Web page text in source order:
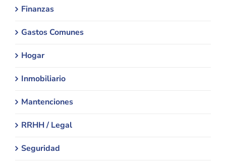
Finanzas
Gastos Comunes
Hogar
Inmobiliario
Mantenciones
RRHH / Legal
Seguridad